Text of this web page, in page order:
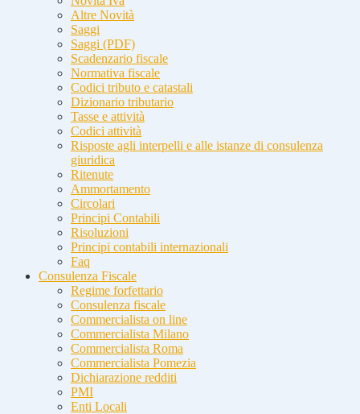
Altre Novità
Saggi
Saggi (PDF)
Scadenzario fiscale
Normativa fiscale
Codici tributo e catastali
Dizionario tributario
Tasse e attività
Codici attività
Risposte agli interpelli e alle istanze di consulenza
giuridica
Ritenute
Ammortamento
Circolari
Principi Contabili
Risoluzioni
Principi contabili internazionali
Faq
Consulenza Fiscale
Regime forfettario
Consulenza fiscale
Commercialista on line
Commercialista Milano
Commercialista Roma
Commercialista Pomezia
Dichiarazione redditi
PMI
Enti Locali